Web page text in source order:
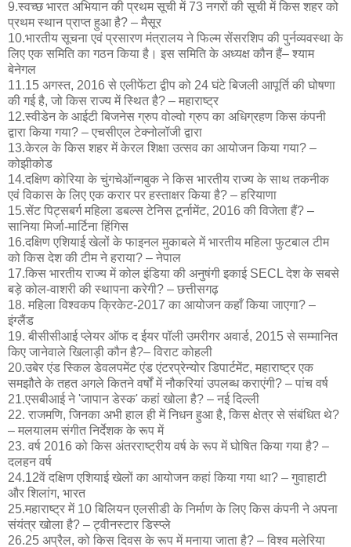
9.स्वच्छ भारत अभियान की प्रथम सूची में 73 नगरों की सूची में किस शहर को
प्रथम स्थान प्राप्त हुआ है? – मैसूर
10.भारतीय सूचना एवं प्रसारण मंत्रालय ने फिल्म सेंसरशिप की पुर्नव्यवस्था के
लिए एक समिति का गठन किया है। इस समिति के अध्यक्ष कौन हैं– श्याम
बेनेगल
11.15 अगस्त, 2016 से एलीफेंटा द्वीप को 24 घंटे बिजली आपूर्ति की घोषणा
की गई है, जो किस राज्य में स्थित है? – महाराष्ट्र
12.स्वीडेन के आईटी बिजनेस ग्रुप वोल्वो ग्रुप का अधिग्रहण किस कंपनी
द्वारा किया गया? – एचसीएल टेक्नोलॉजी द्वारा
13.केरल के किस शहर में केरल शिक्षा उत्सव का आयोजन किया गया? –
कोझीकोड
14.दक्षिण कोरिया के चुंगचेऑन्गबुक ने किस भारतीय राज्य के साथ तकनीक
एवं विकास के लिए एक करार पर हस्ताक्षर किया है? – हरियाणा
15.सेंट पिट्सबर्ग महिला डबल्स टेनिस टूर्नामेंट, 2016 की विजेता हैं? –
सानिया मिर्जा-मार्टिना हिंगिस
16.दक्षिण एशियाई खेलों के फाइनल मुकाबले में भारतीय महिला फुटबाल टीम
को किस देश की टीम ने हराया? – नेपाल
17.किस भारतीय राज्य में कोल इंडिया की अनुषंगी इकाई SECL देश के सबसे
बड़े कोल-वाशरी की स्थापना करेगी? – छत्तीसगढ़
18. महिला विश्वकप क्रिकेट-2017 का आयोजन कहाँ किया जाएगा? –
इंग्लैंड
19. बीसीसीआई प्लेयर ऑफ द ईयर पॉली उमरीगर अवार्ड, 2015 से सम्मानित
किए जानेवाले खिलाड़ी कौन है?– विराट कोहली
20.उबेर एंड स्किल डेवलपमेंट एंड एंटरप्रेन्योर डिपार्टमेंट, महाराष्ट्र एक
समझौते के तहत अगले कितने वर्षों में नौकरियां उपलब्ध कराएंगी? – पांच वर्ष
21.एसबीआई ने 'जापान डेस्क' कहां खोला है? – नई दिल्ली
22. राजमणि, जिनका अभी हाल ही में निधन हुआ है, किस क्षेत्र से संबंधित थे?
– मलयालम संगीत निर्देशक के रूप में
23. वर्ष 2016 को किस अंतरराष्ट्रीय वर्ष के रूप में घोषित किया गया है? –
दलहन वर्ष
24.12वें दक्षिण एशियाई खेलों का आयोजन कहां किया गया था? – गुवाहाटी
और शिलांग, भारत
25.महाराष्ट्र में 10 बिलियन एलसीडी के निर्माण के लिए किस कंपनी ने अपना
संयंत्र खोला है? – ​ट्वीनस्टार डिस्प्ले
26.25 अप्रैल, को किस दिवस के रूप में मनाया जाता है? – विश्व मलेरिया